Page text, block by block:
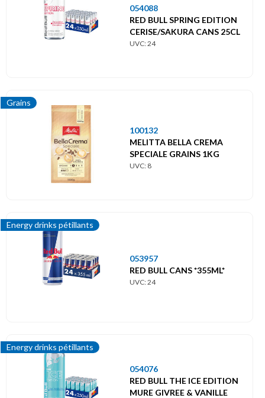
054088
RED BULL SPRING EDITION
CERISE/SAKURA CANS 25CL
UVC: 24
Grains
100132
MELITTA BELLA CREMA
SPECIALE GRAINS 1KG
UVC: 8
Energy drinks pétillants
053957
RED BULL CANS *355ML*
UVC: 24
Energy drinks pétillants
054076
RED BULL THE ICE EDITION
MURE GIVREE & VANILLE